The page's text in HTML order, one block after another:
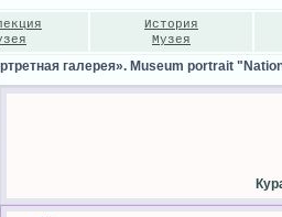
История
Музея
галерея». Museum portrait